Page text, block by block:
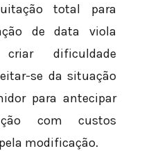
total para
de data viola
dificuldade
se da situação
para antecipar
com custos
modificação.